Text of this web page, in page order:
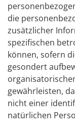
die
zusätzlicher
spezifischen
können, sofern
gesondert
gewährleisten,
nicht einer
natürlichen